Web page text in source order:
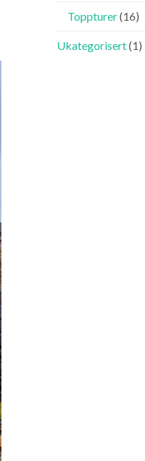
Toppturer(16)
Ukategorisert(1)